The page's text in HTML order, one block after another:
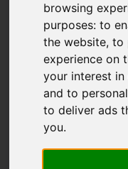
browsing
purposes:to
the website,to
experience on
your interest
and to
to deliver ads
you.
LAUDAT
L25/30
CATEGORIA DE
RODETE
NÚMERO DE